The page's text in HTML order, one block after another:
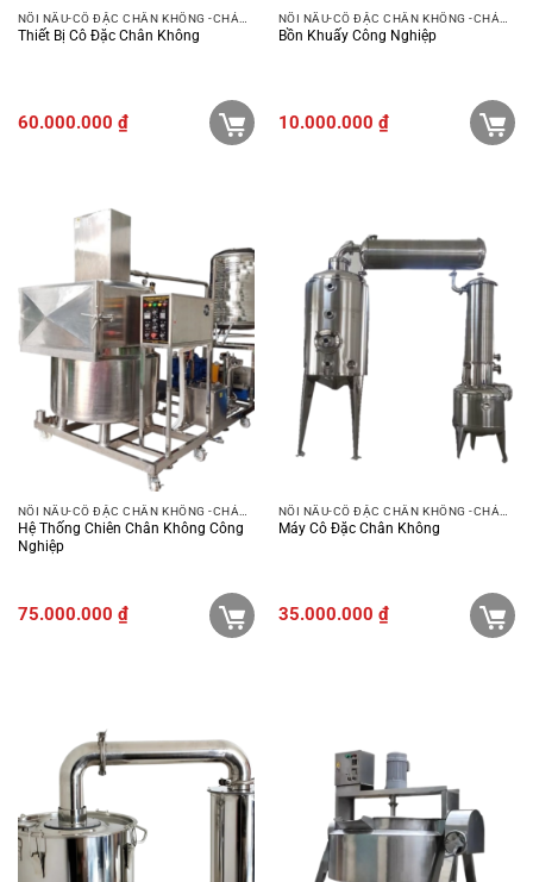
Thiết Bị Cô Đặc Chân Không
60.000.000 ₫
Bồn Khuấy Công Nghiệp
10.000.000 ₫
Hệ Thống Chiên Chân Không Công
Nghiệp
75.000.000 ₫
Máy Cô Đặc Chân Không
35.000.000 ₫